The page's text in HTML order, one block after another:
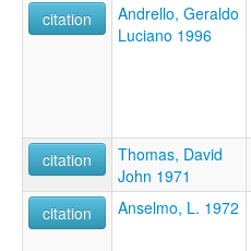
citation
Andrello, Geraldo
Luciano 1996
citation
Thomas, David
John 1971
citation
Anselmo, L. 1972